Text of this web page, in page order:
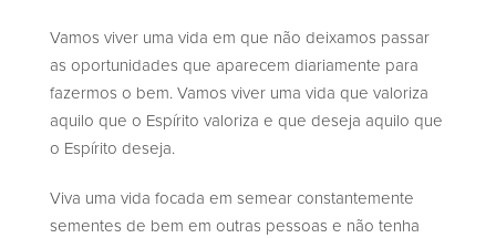
Vamos viver uma vida em que não deixamos passar
as oportunidades que aparecem diariamente para
fazermos o bem. Vamos viver uma vida que valoriza
aquilo que o Espírito valoriza e que deseja aquilo que
o Espírito deseja.
Viva uma vida focada em semear constantemente
sementes de bem em outras pessoas e não tenha